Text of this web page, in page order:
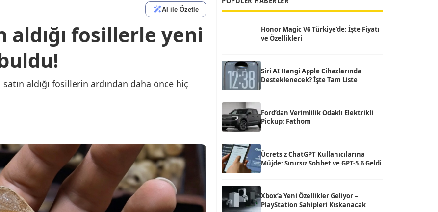
AI ile Özetle
fosillerle yeni
aldığı fosillerin ardından daha önce hiç
Honor Magic V6 Türkiye’de: İşte Fiyatı
ve Özellikleri
Siri AI Hangi Apple Cihazlarında
Desteklenecek? İşte Tam Liste
Ford’dan Verimlilik Odaklı Elektrikli
Pickup: Fathom
Ücretsiz ChatGPT Kullanıcılarına
Müjde: Sınırsız Sohbet ve GPT-5.6 Geldi
Xbox’a Yeni Özellikler Geliyor –
PlayStation Sahipleri Kıskanacak